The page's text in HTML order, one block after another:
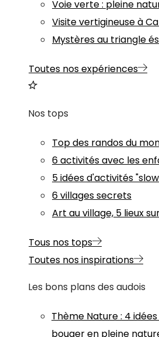
Voie verte : pleine
Visite vertigineuse à
Mystères au triangle
Toutes nos expériences
Nos tops
Top des randos du
6 activités avec les
5 idées d'activités
6 villages secrets
Art au village, 5 lieux
Tous nos tops
Toutes nos inspirations
Les bons plans des audois
Thème Nature: 4
bouger en pleine